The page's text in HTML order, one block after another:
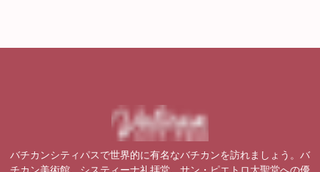
バチカンシティパスで世界的に有名なバチカンを訪れましょう。バ
チカン美術館、システィーナ礼拝堂、サン・ピエトロ大聖堂への優